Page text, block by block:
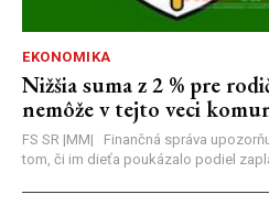
EKONOMIKA
Nižšia suma z 2 % pre
nemôže v tejto veci
FS SR |MM| Finančná správa
tom, či im dieťa poukázalo podiel